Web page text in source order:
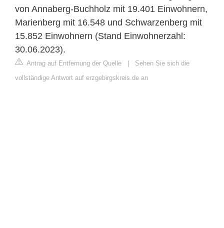
von Annaberg-Buchholz mit 19.401 Einwohnern,
Marienberg mit 16.548 und Schwarzenberg mit
15.852 Einwohnern (Stand Einwohnerzahl:
30.06.2023).
Antrag auf Entfernung der Quelle | Sehen Sie sich die
vollständige Antwort auf erzgebirgskreis.de an